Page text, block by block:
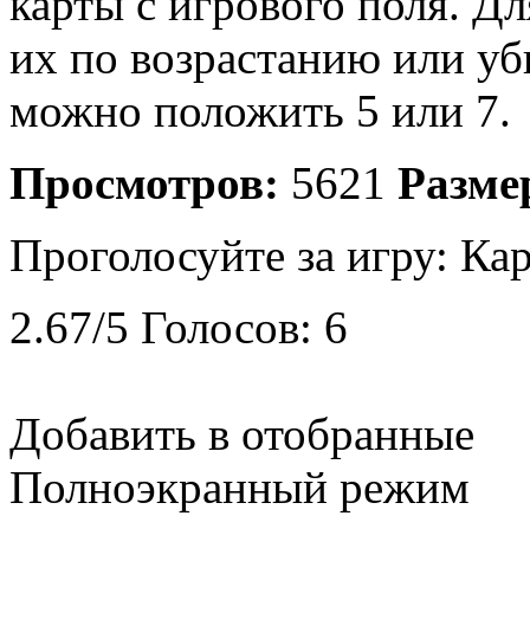
их по возрастанию или
можно положить 5 или 7.
Просмотров: 5621
Проголосуйте за игру:
2.67/5 Голосов: 6
Добавить в отобранные
Полноэкранный режим